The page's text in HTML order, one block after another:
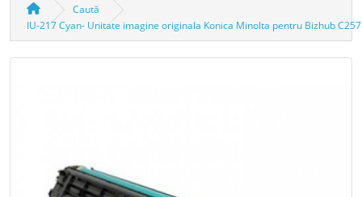
Caută
IU-217 Cyan- Unitate imagine originala Konica Minolta pentru Bizhub